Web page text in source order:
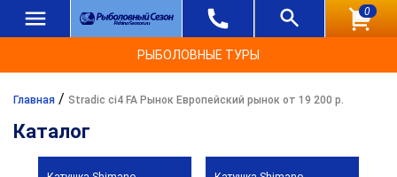
0
РЫБОЛОВНЫЕ ТУРЫ
Главная / Stradic ci4 FA Рынок Европейский рынок от 19 200 р.
Каталог